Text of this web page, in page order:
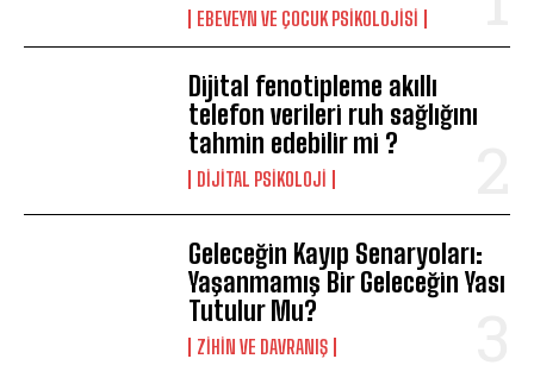
EBEVEYN VE ÇOCUK PSIKOLOJISI
Dijital fenotipleme akıllı
telefon verileri ruh sağlığını
tahmin edebilir mi ?
DIJITAL PSIKOLOJI
Geleceğin Kayıp Senaryoları:
Yaşanmamış Bir Geleceğin Yası
Tutulur Mu?
⁠ZIHIN VE DAVRANIŞ